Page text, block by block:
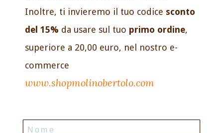
Inoltre, ti invieremo il tuo codice sconto
del 15% da usare sul tuo primo ordine,
superiore a 20,00 euro, nel nostro e-
commerce
www.shopmolinobertolo.com